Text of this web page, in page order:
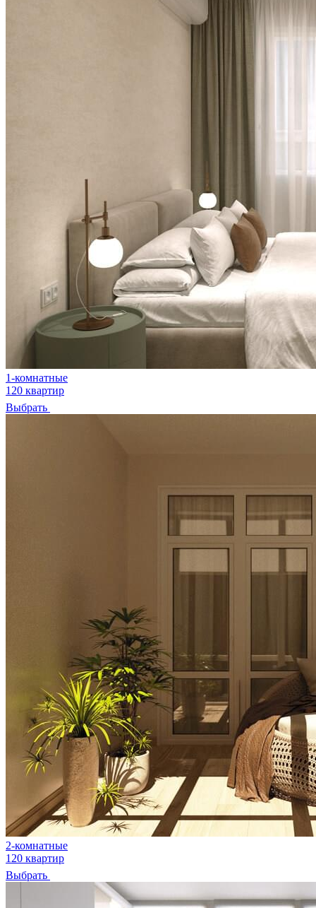
1-комнатные
120 квартир
Выбрать
2-комнатные
120 квартир
Выбрать